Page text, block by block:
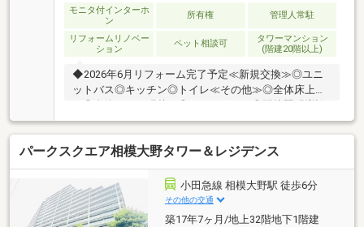
モニタ付インターホ
ン
所有権 管理人常駐
リフォームリノベー
ション
ペット相談可
タワーマンション
(階建20階以上)
◆2026年6月リフォーム完了予定≪新規交換≫◎ユニ
ットバス◎キッチン◎トイレ≪その他≫◎全体床上張
◎室内窓造作◎ハウスクリーニング◆南東向き住戸◆
セキュリティ充実◎防犯カメラ◎24時間有人管理◎チ
ェーンゲート（専用リモコン付き）◎防犯エレベータ
ー◎ダブルロック◆駐車場：月額2千円～1万1千円※◆
バイク置場：月額1千～2千円※◆駐輪場：月額100～
200円※※最新の空き状況は担当まで
パークスクエア相模大野タワー＆レジデンス
小田急線 相模大野駅 徒歩6分
その他の交通
築17年7ヶ月/地上32階地下1階建